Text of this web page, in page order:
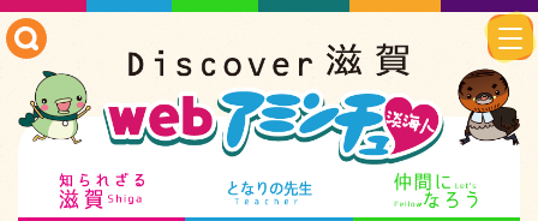
知られざる滋賀 となりの先生